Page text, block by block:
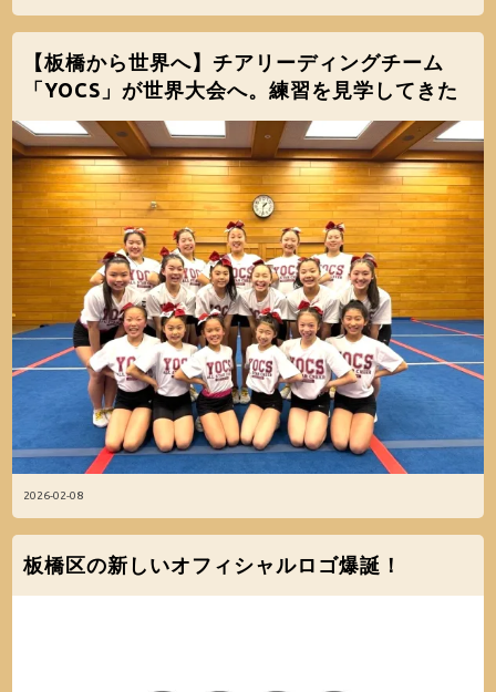
2026-02-08
【板橋から世界へ】チアリーディングチーム
「YOCS」が世界大会へ。練習を見学してきた
板橋区の新しいオフィシャルロゴ爆誕！